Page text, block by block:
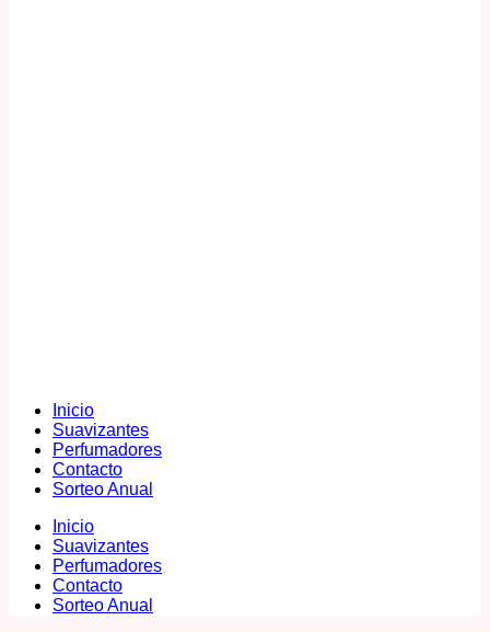
Inicio
Suavizantes
Perfumadores
Contacto
Sorteo Anual
Inicio
Suavizantes
Perfumadores
Contacto
Sorteo Anual